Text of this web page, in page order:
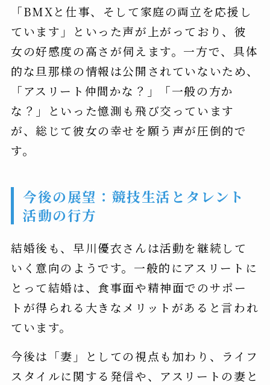
「BMXと仕事、そして家庭の両立を応援し
ています」といった声が上がっており、彼
女の好感度の高さが伺えます。一方で、具体
的な旦那様の情報は公開されていないため、
「アスリート仲間かな？」「一般の方か
な？」といった憶測も飛び交っています
が、総じて彼女の幸せを願う声が圧倒的で
す。
今後の展望：競技生活とタレント
活動の行方
結婚後も、早川優衣さんは活動を継続して
いく意向のようです。一般的にアスリートに
とって結婚は、食事面や精神面でのサポー
トが得られる大きなメリットがあると言われ
ています。
今後は「妻」としての視点も加わり、ライフ
スタイルに関する発信や、アスリートの妻と